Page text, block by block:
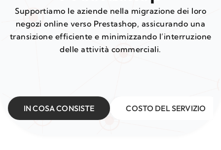
Supportiamo le aziende nella migrazione dei loro
negozi online verso Prestashop, assicurando una
transizione efficiente e minimizzando l’interruzione
delle attività commerciali.
IN COSA CONSISTE COSTO DEL SERVIZIO